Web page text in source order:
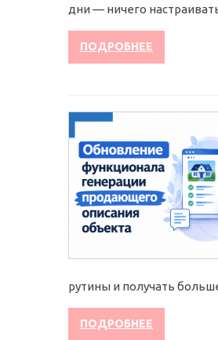
дни — ничего
ПОДРОБНЕЕ
рутины и получать
ПОДРОБНЕЕ